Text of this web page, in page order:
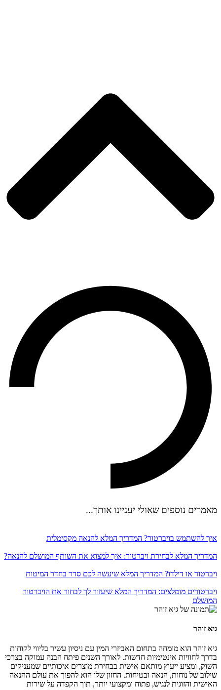
מאמרים נוספים שאולי יעניינו אותך...
איך להשתמש בויברטור? המדריך המלא להנאה מקסימלית
המדריך המלא לבחירת ויברטור: איך למצוא את השותף המושלם להנאה?
ויברטור או דילדו? המדריך המלא שיעשה לכם סדר בחדר המיטות
ויברטורים מומלצים: המדריך המלא שיעזור לך לבחור את הויברטור
המושלם
גיא זוהר
גיא זוהר הוא מומחה בתחום האביזרי המין עם ניסיון עשיר בליווי לקוחות
בדרך לחוויות אינטימיות חדשות. לאורך השנים פיתח הבנה עמוקה בצרכי
השוק, ומציע ייעוץ מותאם אישית בבחירת מוצרים איכותיים שמעניקים
שילוב של נוחות, הנאה ובטיחות. החזון שלו הוא להפוך את עולם ההנאה
האישית והזוגית לנגיש, פתוח ומקצועי יותר, תוך הקפדה על שירות